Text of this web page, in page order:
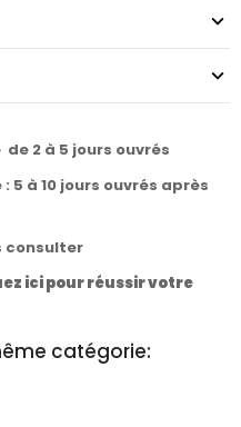
2 à 5 jours ouvrés
à 10 jours ouvrés après
consulter
ici pour réussir votre
catégorie: